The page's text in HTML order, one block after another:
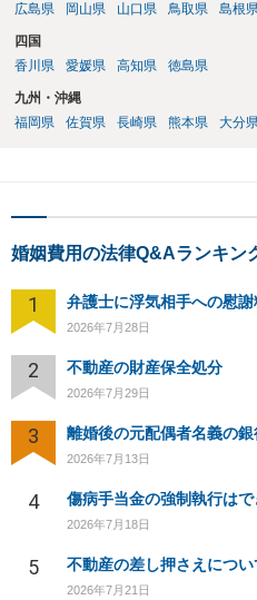
広島県
岡山県 山口県 鳥取県 島根
四国
香川県
愛媛県 高知県 徳島県
九州・沖縄
福岡県
佐賀県 長崎県 熊本県 大分
婚姻費用の法律Q&Aランキン
1 弁護士に浮気相手への慰
2026年7月28日
2 不動産の財産保全処分
2026年7月29日
3
2026年7月13日
4 傷病手当金の強制執行は
2026年7月18日
5 不動産の差し押さえについ
2026年7月21日